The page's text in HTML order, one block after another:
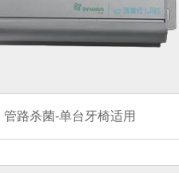
管路杀菌-单台牙椅适用